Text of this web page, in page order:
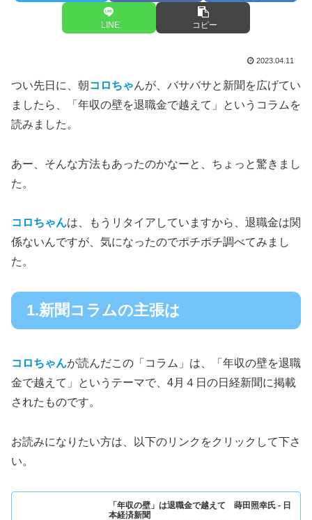
LINE コピー
2023.04.11
つい先日に、朝コロちゃんが、バサバサと新聞を広げてい
ましたら、「年収の壁を退職金で越えて」というコラムを
読みました。
あー、そんな方法もあったのかなーと、ちょっと驚きまし
た。
コロちゃんは、もうリタイアしていますから、退職金は関
係ないんですが、気になったのでポチポチ調べてみまし
た。
1.新聞コラムの主張は
コロちゃんが読んだこの「コラム」は、「年収の壁を退職
金で越えて」というテーマで、4月４日の日経新聞に掲載
されたものです。
お読みになりたい方は、以下のリンクをクリックして下さ
い。
「年収の壁」は退職金で越えて 蒔田照幸氏 - 日
本経済新聞